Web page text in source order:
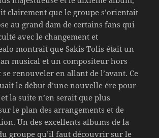
clairement que le groupe s’orientait
au grand dam de certains fans qui
avec le changement et
montrait que Sakis Tolis était un
musical et un compositeur hors
renouveler en allant de l’avant. Ce
le début d’une nouvelle ère pour
la suite n’en serait que plus
le plan des arrangements et de
Un des excellents albums de la
groupe qu’il faut découvrir sur le